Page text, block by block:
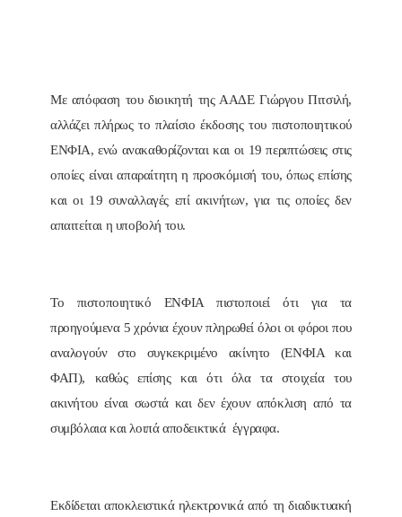
Με απόφαση του διοικητή της ΑΑΔΕ Γιώργου Πιτσιλή,
αλλάζει πλήρως το πλαίσιο έκδοσης του πιστοποιητικού
ΕΝΦΙΑ, ενώ ανακαθορίζονται και οι 19 περιπτώσεις στις
οποίες είναι απαραίτητη η προσκόμισή του, όπως επίσης
και οι 19 συναλλαγές επί ακινήτων, για τις οποίες δεν
απαιτείται η υποβολή του.
Το πιστοποιητικό ΕΝΦΙΑ πιστοποιεί ότι για τα
προηγούμενα 5 χρόνια έχουν πληρωθεί όλοι οι φόροι που
αναλογούν στο συγκεκριμένο ακίνητο (ΕΝΦΙΑ και
ΦΑΠ), καθώς επίσης και ότι όλα τα στοιχεία του
ακινήτου είναι σωστά και δεν έχουν απόκλιση από τα
συμβόλαια και λοιπά αποδεικτικά έγγραφα.
Εκδίδεται αποκλειστικά ηλεκτρονικά από τη διαδικτυακή